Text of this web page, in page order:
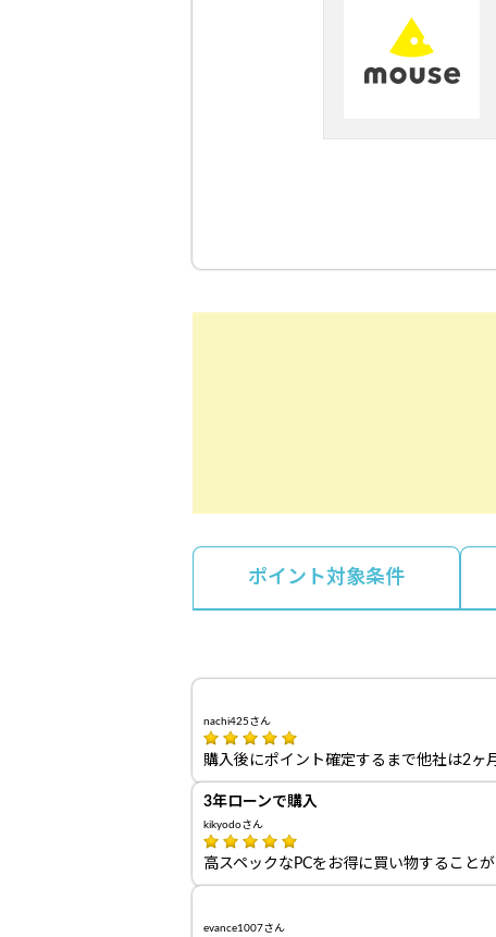
ポイント対象条件
nachi425さん
購入後にポイント確定するまで他社は2ヶ
3年ローンで購入
kikyodoさん
高スペックなPCをお得に買い物すること
evance1007さん